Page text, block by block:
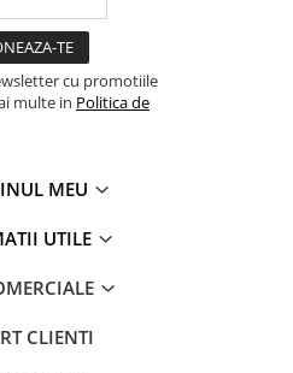
cu promotiile
multe in Politica de
MEU
UTILE
CLIENTI